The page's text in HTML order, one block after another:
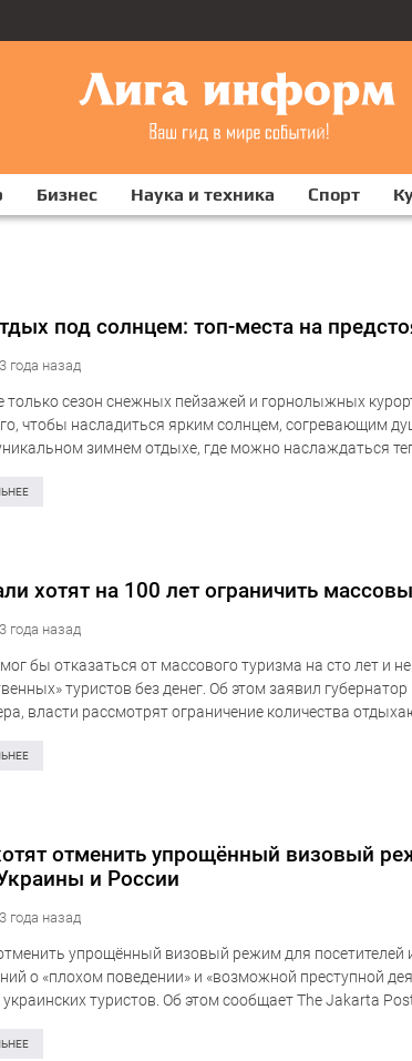
Бизнес Наука и техника Спорт
под солнцем: топ-места на
3 года назад
только сезон снежных пейзажей и горнолыжных
чтобы насладиться ярким солнцем, согревающим
зимнем отдыхе, где можно наслаждаться
хотят на 100 лет ограничить
3 года назад
бы отказаться от массового туризма на сто лет и не
туристов без денег. Об этом заявил
власти рассмотрят ограничение количества
отменить упрощённый визовый
и России
3 года назад
упрощённый визовый режим для посетителей
о «плохом поведении» и «возможной преступной
украинских туристов. Об этом сообщает The Jakarta